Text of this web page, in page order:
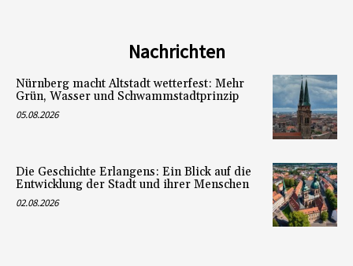
Nachrichten
Nürnberg macht Altstadt wetterfest: Mehr
Grün, Wasser und Schwammstadtprinzip
05.08.2026
Die Geschichte Erlangens: Ein Blick auf die
Entwicklung der Stadt und ihrer Menschen
02.08.2026